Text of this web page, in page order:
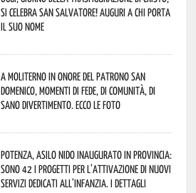
si celebra San Salvatore! Auguri a chi porta
il suo nome
A Moliterno in onore del Patrono San
Domenico, momenti di fede, di comunità, di
sano divertimento. Ecco le foto
Potenza, asilo nido inaugurato in provincia:
sono 42 i progetti per l’attivazione di nuovi
servizi dedicati all’infanzia. I dettagli